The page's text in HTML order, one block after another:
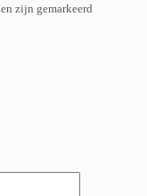
zijn gemarkeerd